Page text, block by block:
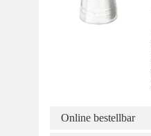
Online bestellbar